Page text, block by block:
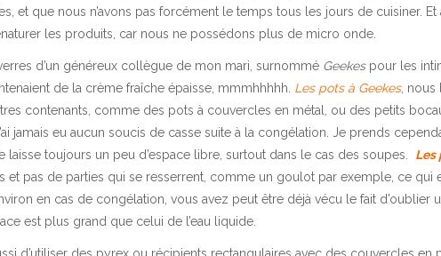
et que nous n’avons pas forcément le temps tous les jours de cuisiner.
les produits, car nous ne possédons plus de micro onde.
d’un généreux collègue de mon mari, surnommé Geekespour les
de la crème fraîche épaisse, mmmhhhhh. Les pots à Geekes, nous
contenants, comme des pots à couvercles en métal, ou des petits
jamais eu aucun soucis de casse suite à la congélation. Je prends
toujours un peu d’espace libre, surtout dans le cas des soupes. Les
pas de parties qui se resserrent, comme un goulot par exemple, ce qui
en cas de congélation, vous avez peut être déjà vécu le fait d’oublier
est plus grand que celui de l’eau liquide.